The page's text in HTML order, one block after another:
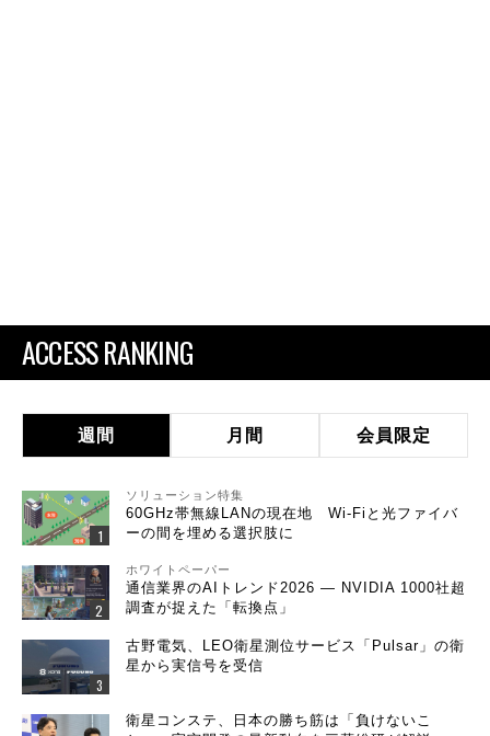
ACCESS RANKING
週間 月間 会員限定
ソリューション特集
60GHz帯無線LANの現在地 Wi-Fiと光ファイバ
ーの間を埋める選択肢に
ホワイトペーパー
通信業界のAIトレンド2026 ― NVIDIA 1000社超
調査が捉えた「転換点」
古野電気、LEO衛星測位サービス「Pulsar」の衛
星から実信号を受信
衛星コンステ、日本の勝ち筋は「負けないこ